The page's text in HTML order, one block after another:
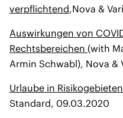
verpflichtend,Nova &
Auswirkungen von
Rechtsbereichen (with
Armin Schwabl), Nova &
Urlaube in
Standard, 09.03.2020